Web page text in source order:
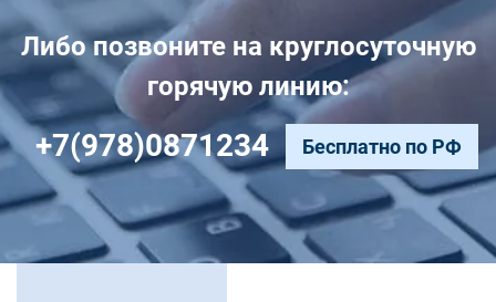
Либо позвоните на круглосуточную
горячую линию:
+7(978)0871234 Бесплатно по РФ